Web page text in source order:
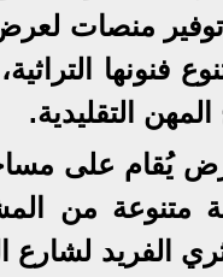
منصات
فنونها
التقليدية.
متنوعة من
الفريد